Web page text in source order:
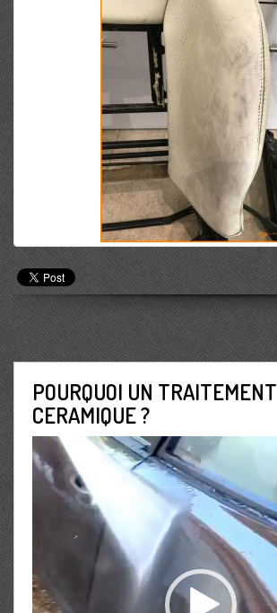
POURQUOI UN TRAITEMENT
CERAMIQUE ?
Lecteur
vidéo